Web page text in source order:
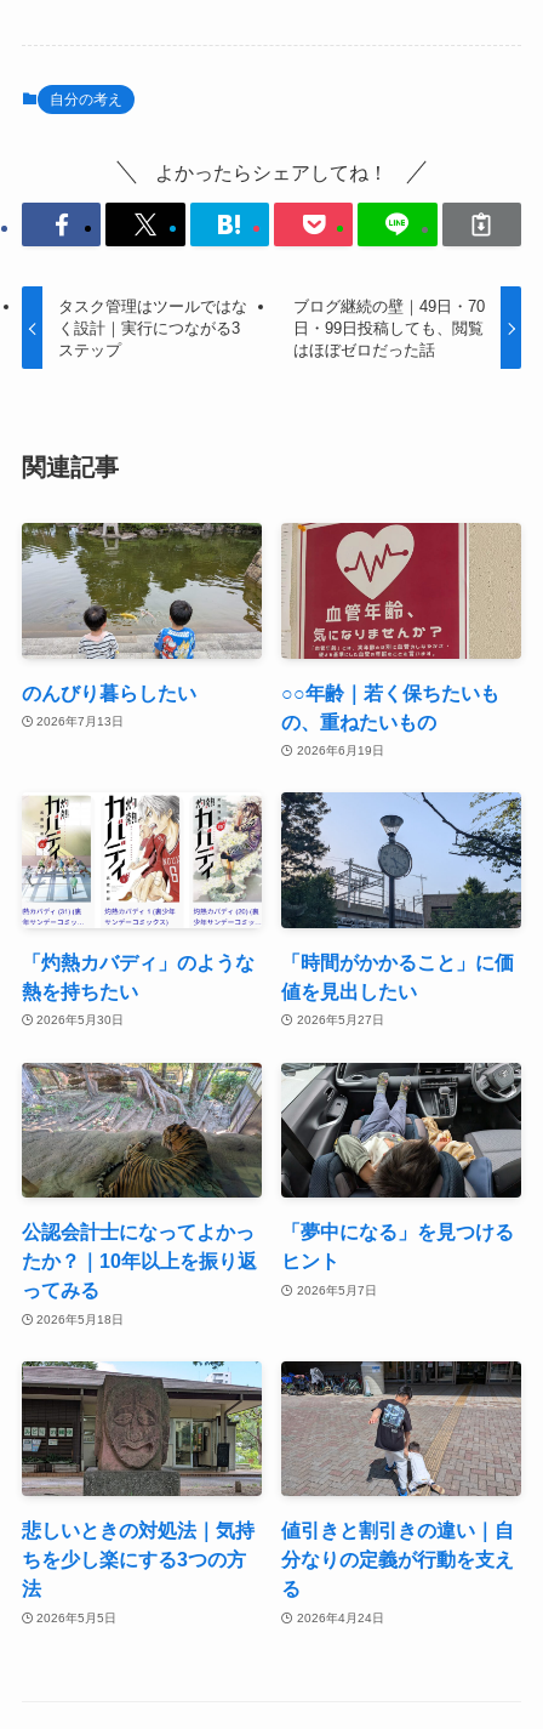
自分の考え
よかったらシェアしてね！
タスク管理はツールではな
く設計｜実行につながる3
ステップ
ブログ継続の壁｜49日・70
日・99日投稿しても、閲覧
はほぼゼロだった話
関連記事
のんびり暮らしたい
2026年7月13日
○○年齢｜若く保ちたいも
の、重ねたいもの
2026年6月19日
「灼熱カバディ」のような
熱を持ちたい
2026年5月30日
「時間がかかること」に価
値を見出したい
2026年5月27日
公認会計士になってよかっ
たか？｜10年以上を振り返
ってみる
2026年5月18日
「夢中になる」を見つける
ヒント
2026年5月7日
悲しいときの対処法｜気持
ちを少し楽にする3つの方
法
2026年5月5日
値引きと割引きの違い｜自
分なりの定義が行動を支え
る
2026年4月24日